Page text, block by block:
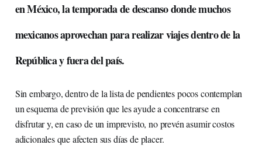
en México, la temporada de descanso donde muchos
mexicanos aprovechan para realizar viajes dentro de la
República y fuera del país.
Sin embargo, dentro de la lista de pendientes pocos contemplan
un esquema de previsión que les ayude a concentrarse en
disfrutar y, en caso de un imprevisto, no prevén asumir costos
adicionales que afecten sus días de placer.